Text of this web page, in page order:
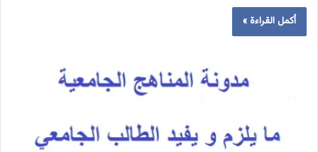
أكمل القراءة »